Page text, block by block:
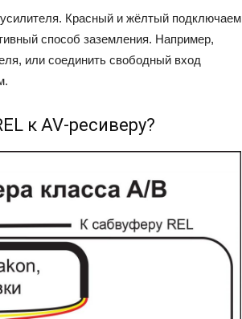
Красный и жёлтый подключаем
способ заземления. Например,
или соединить свободный вход
к AV-ресиверу?